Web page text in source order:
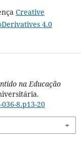
Creative
4.0
na Educação
8.p13-20